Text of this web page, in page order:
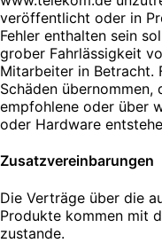
veröffentlicht oder in
Fehler enthalten sein
grober Fahrlässigkeit
Mitarbeiter in Betracht.
Schäden
empfohlene oder über
oder Hardware
Zusatzvereinbarungen
Die Verträge über die
Produkte kommen mit
zustande.